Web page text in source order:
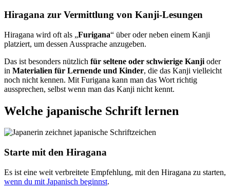
Hiragana zur Vermittlung von Kanji-Lesungen
Hiragana wird oft als „Furigana“ über oder neben einem Kanji
platziert, um dessen Aussprache anzugeben.
Das ist besonders nützlich für seltene oder schwierige Kanji oder
in Materialien für Lernende und Kinder, die das Kanji vielleicht
noch nicht kennen. Mit Furigana kann man das Wort richtig
aussprechen, selbst wenn man das Kanji nicht kennt.
Welche japanische Schrift lernen
Starte mit den Hiragana
Es ist eine weit verbreitete Empfehlung, mit den Hiragana zu starten,
wenn du mit Japanisch beginnst.